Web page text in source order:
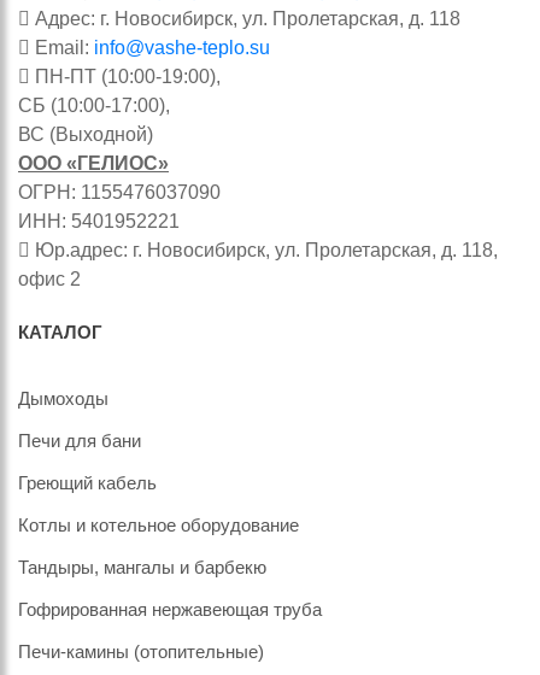
Адрес: г. Новосибирск, ул. Пролетарская, д. 118
Email: info@vashe-teplo.su
ПН-ПТ (10:00-19:00),
СБ (10:00-17:00),
ВС (Выходной)
ООО «ГЕЛИОС»
ОГРН: 1155476037090
ИНН: 5401952221
Юр.адрес: г. Новосибирск, ул. Пролетарская, д. 118,
офис 2
КАТАЛОГ
Дымоходы
Печи для бани
Греющий кабель
Котлы и котельное оборудование
Тандыры, мангалы и барбекю
Гофрированная нержавеющая труба
Печи-камины (отопительные)